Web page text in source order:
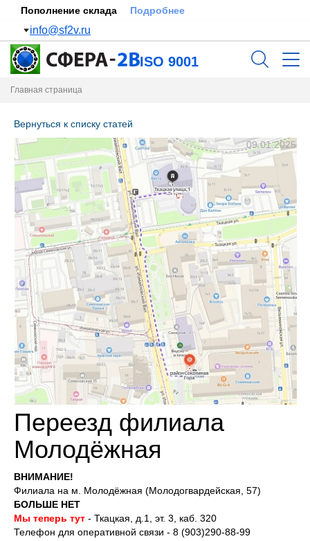
Пополнение склада Подробнее
info@sf2v.ru
ISO 9001
Главная страница
Вернуться к списку статей
09.01.2025
Переезд филиала
Молодёжная
ВНИМАНИЕ!
Филиала на м. Молодёжная (Молодогвардейская, 57)
БОЛЬШЕ НЕТ
Мы теперь тут - Ткацкая, д.1, эт. 3, каб. 320
Телефон для оперативной связи - 8 (903)290-88-99